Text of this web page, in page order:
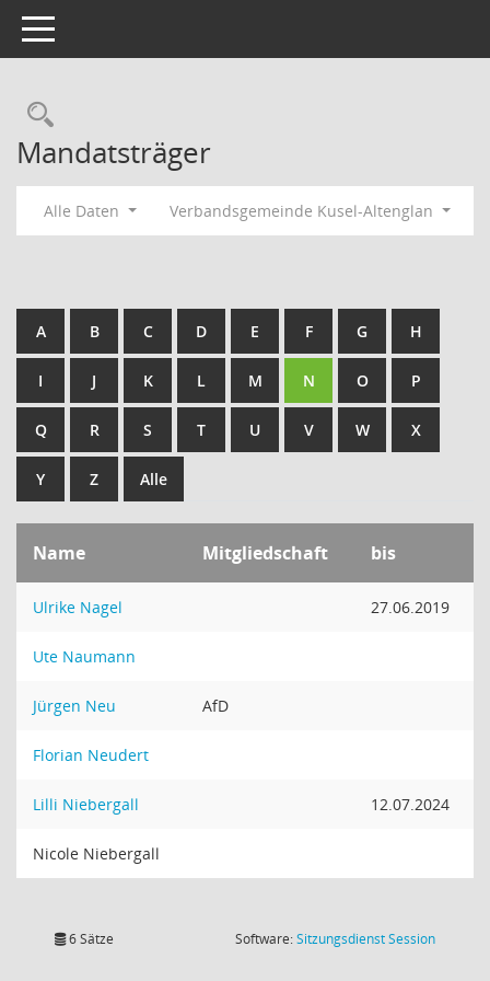
Toggle navigation
Rechercheauswahl
Mandatsträger
Alle Daten Verbandsgemeinde Kusel-Altenglan
A B C D E F G H
I J K L M N O P
Q R S T U V W X
Y Z Alle
Name Mitgliedschaft bis
Ulrike Nagel 27.06.2019
Ute Naumann
Jürgen Neu AfD
Florian Neudert
Lilli Niebergall 12.07.2024
Nicole Niebergall
6 Sätze Software:SitzungsdienstSession(Wird in